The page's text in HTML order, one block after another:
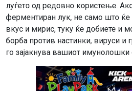
луѓето од редовно користење.
ферментиран лук, не само што ќе
вкус и мирис, туку ќе добиете и
борба против настинки, вируси и
го зајакнува вашиот имунолошки